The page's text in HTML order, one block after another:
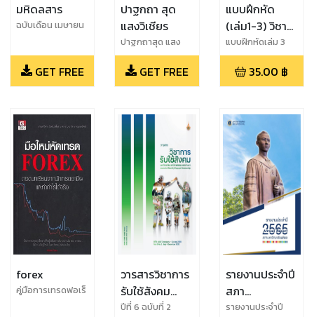
มหิดลสาร
ฉบับเดือน เมษายน
GET FREE
ปาฐกถา สุด
แสงวิเชียร
ปาฐกถาสุด แสง
วิเชียร พ.ศ. 2566
GET FREE
แบบฝึกหัด
(เล่ม1-3) วิชา
ภาษาบาลี
แบบฝึกหัดเล่ม 3
วิชาภาษาบาลี
หลักสูตรระยะสั้น 3
วัน ใช้ฝึกแจกวิภัตติ
ลิงค์ พร้อมศัพท์พระ
ไตรปิฎก
35.00 ฿
forex
คู่มือการเทรดฟอเร็
วารสารวิชาการ
รับใช้สังคม
ม.เทคโนโลยี
ปีที่ 6 ฉบับที่ 2
รายงานประจำปี
สภา
มหาวิทยาลัย
รายงานประจำปี